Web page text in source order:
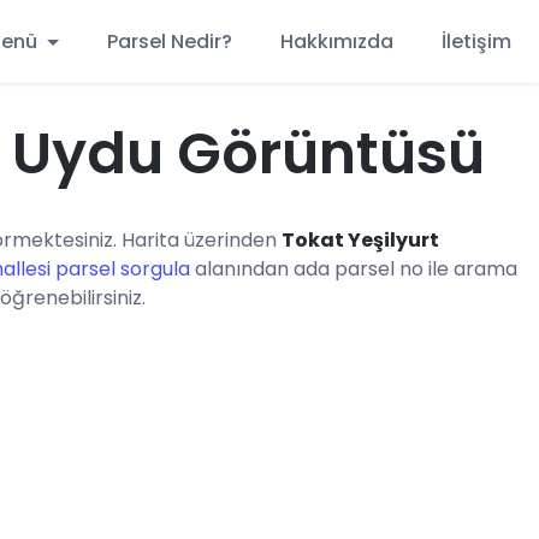
Parsel Nedir? Hakkımızda İletişim
Görüntüsü
Harita üzerinden Tokat Yeşilyurt
parsel sorgulaalanından ada parsel no ile arama